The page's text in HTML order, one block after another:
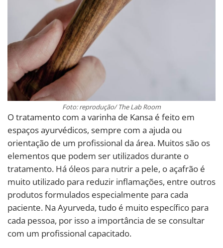
Foto: reprodução/ The Lab Room
O tratamento com a varinha de Kansa é feito em
espaços ayurvédicos, sempre com a ajuda ou
orientação de um profissional da área. Muitos são os
elementos que podem ser utilizados durante o
tratamento. Há óleos para nutrir a pele, o açafrão é
muito utilizado para reduzir inflamações, entre outros
produtos formulados especialmente para cada
paciente. Na Ayurveda, tudo é muito específico para
cada pessoa, por isso a importância de se consultar
com um profissional capacitado.